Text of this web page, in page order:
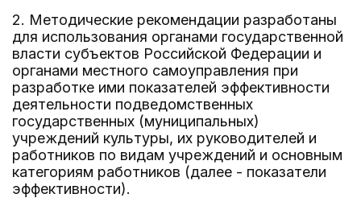
2. Методические рекомендации разработаны
для использования органами государственной
власти субъектов Российской Федерации и
органами местного самоуправления при
разработке ими показателей эффективности
деятельности подведомственных
государственных (муниципальных)
учреждений культуры, их руководителей и
работников по видам учреждений и основным
категориям работников (далее - показатели
эффективности).